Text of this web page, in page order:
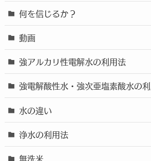
何を信じるか？
動画
強アルカリ性電解水の利用法
強電解酸性水・強次亜塩素酸水の
水の違い
浄水の利用法
無洗米